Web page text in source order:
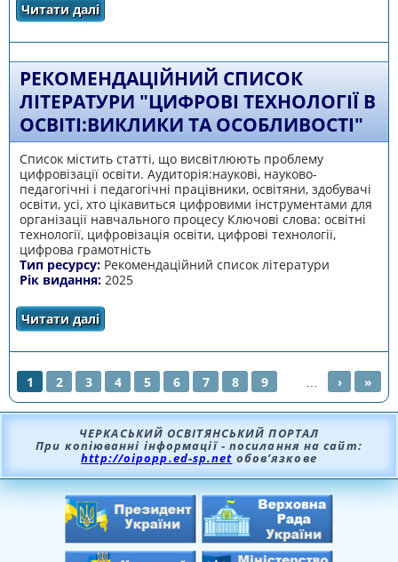
Читати далі
розвивати"
РЕКОМЕНДАЦІЙНИЙ СПИСОК
ЛІТЕРАТУРИ "ЦИФРОВІ ТЕХНОЛОГІЇ В
ОСВІТІ:ВИКЛИКИ ТА ОСОБЛИВОСТІ"
Список містить статті, що висвітлюють проблему
цифровізації освіти. Аудиторія:наукові, науково-
педагогічні і педагогічні працівники, освітяни, здобувачі
освіти, усі, хто цікавиться цифровими інструментами для
організації навчального процесу Ключові слова: освітні
технології, цифровізація освіти, цифрові технології,
цифрова грамотність
Тип ресурсу: Рекомендаційний список літератури
Рік видання: 2025
Читати далі
особливості"
СТОРІНКИ
1 2 3 4 5 6 7 8 9 › »
ЧЕРКАСЬКИЙ ОСВІТЯНСЬКИЙ ПОРТАЛ
При копіюванні інформації - посилання на сайт:
http://oipopp.ed-sp.net обов’язкове